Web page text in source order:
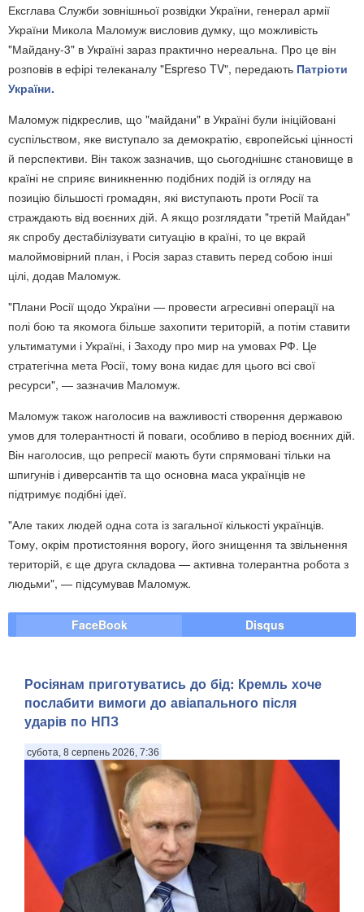
Ексглава Служби зовнішньої розвідки України, генерал армії
України Микола Маломуж висловив думку, що можливість
"Майдану-3" в Україні зараз практично нереальна. Про це він
розповів в ефірі телеканалу "Espreso TV", передають Патріоти
України.
Маломуж підкреслив, що "майдани" в Україні були ініційовані
суспільством, яке виступало за демократію, європейські цінності
й перспективи. Він також зазначив, що сьогоднішнє становище в
країні не сприяє виникненню подібних подій із огляду на
позицію більшості громадян, які виступають проти Росії та
страждають від воєнних дій. А якщо розглядати "третій Майдан"
як спробу дестабілізувати ситуацію в країні, то це вкрай
малоймовірний план, і Росія зараз ставить перед собою інші
цілі, додав Маломуж.
"Плани Росії щодо України — провести агресивні операції на
полі бою та якомога більше захопити територій, а потім ставити
ультиматуми і Україні, і Заходу про мир на умовах РФ. Це
стратегічна мета Росії, тому вона кидає для цього всі свої
ресурси", — зазначив Маломуж.
Маломуж також наголосив на важливості створення державою
умов для толерантності й поваги, особливо в період воєнних дій.
Він наголосив, що репресії мають бути спрямовані тільки на
шпигунів і диверсантів та що основна маса українців не
підтримує подібні ідеї.
"Але таких людей одна сота із загальної кількості українців.
Тому, окрім протистояння ворогу, його знищення та звільнення
територій, є ще друга складова — активна толерантна робота з
людьми", — підсумував Маломуж.
FaceBook Disqus
Росіянам приготуватись до бід: Кремль хоче
послабити вимоги до авіапального після
ударів по НПЗ
субота, 8 серпень 2026, 7:36